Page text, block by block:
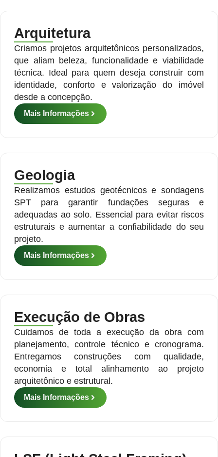
Arquitetura
Criamos projetos arquitetônicos personalizados,
que aliam beleza, funcionalidade e viabilidade
técnica. Ideal para quem deseja construir com
identidade, conforto e valorização do imóvel
desde a concepção.
Mais Informações
Geologia
Realizamos estudos geotécnicos e sondagens
SPT para garantir fundações seguras e
adequadas ao solo. Essencial para evitar riscos
estruturais e aumentar a confiabilidade do seu
projeto.
Mais Informações
Execução de Obras
Cuidamos de toda a execução da obra com
planejamento, controle técnico e cronograma.
Entregamos construções com qualidade,
economia e total alinhamento ao projeto
arquitetônico e estrutural.
Mais Informações